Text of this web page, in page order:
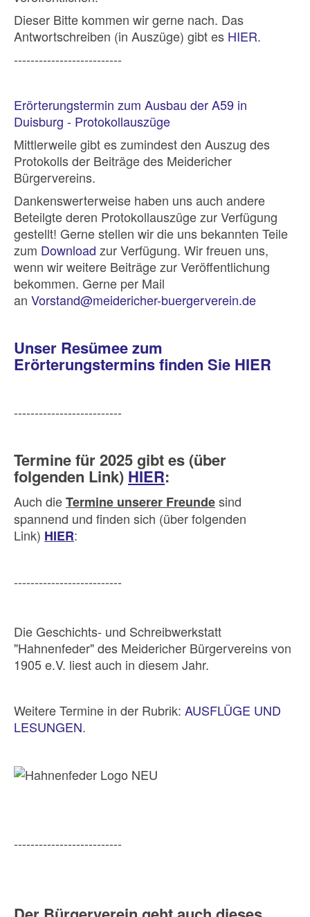
Dieser Bitte kommen wir gerne nach. Das
Antwortschreiben (in Auszüge) gibt es HIER.
--------------------------
Erörterungstermin zum Ausbau der A59 in
Duisburg - Protokollauszüge
Mittlerweile gibt es zumindest den Auszug des
Protokolls der Beiträge des Meidericher
Bürgervereins.
Dankenswerterweise haben uns auch andere
Beteilgte deren Protokollauszüge zur Verfügung
gestellt! Gerne stellen wir die uns bekannten Teile
zum Download zur Verfügung. Wir freuen uns,
wenn wir weitere Beiträge zur Veröffentlichung
bekommen. Gerne per Mail
an Vorstand@meidericher-buergerverein.de
Unser Resümee zum
Erörterungstermins finden Sie HIER
--------------------------
Termine für 2025 gibt es (über
folgenden Link) HIER:
Auch dieTermine unserer Freundesind
spannend und finden sich (über folgenden
Link) HIER:
--------------------------
Die Geschichts- und Schreibwerkstatt
"Hahnenfeder" des Meidericher Bürgervereins von
1905 e.V. liest auch in diesem Jahr.
Weitere Termine in der Rubrik: AUSFLÜGE UND
LESUNGEN.
--------------------------